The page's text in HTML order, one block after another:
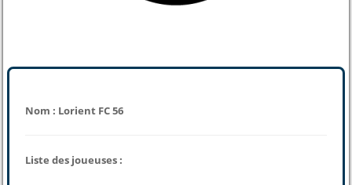
Nom : Lorient FC 56
Liste des joueuses :